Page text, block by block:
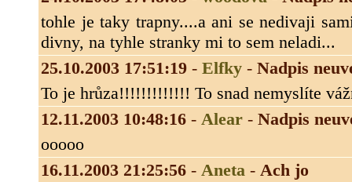
tohle je taky trapny....a ani se nedivaji
divny, na tyhle stranky mi to sem neladi...
25.10.2003 17:51:19 - Elfky - Nadpis
To je hrůza!!!!!!!!!!!!! To snad nemyslíte
12.11.2003 10:48:16 - Alear - Nadpis
ooooo
16.11.2003 21:25:56 - Aneta - Ach jo